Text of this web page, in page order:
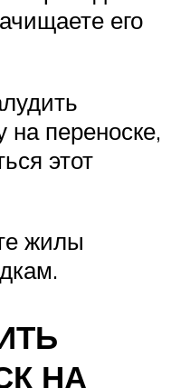
его
на переноске,
этот
жилы
НА